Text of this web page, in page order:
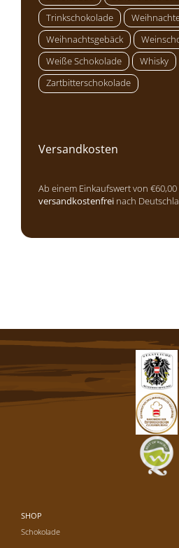
Trinkschokolade
Weihnachtsgebäck
Weiße Schokolade
Whisky
Zartbitterschokolade
Versandkosten
Ab einem Einkaufswert von
versandkostenfrei nach
SHOP
Schokolade